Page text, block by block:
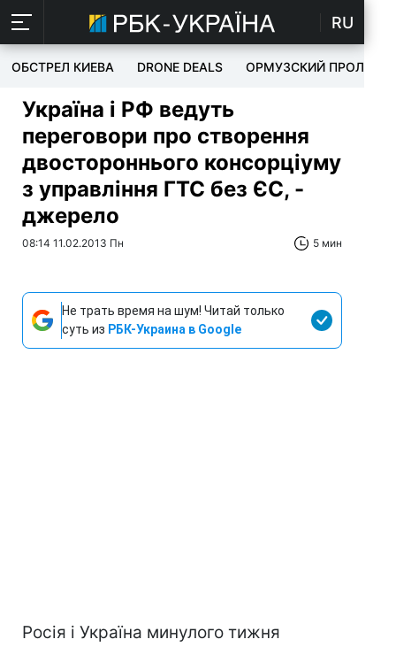
RU
ОБСТРЕЛ КИЕВА DRONE DEALS ОРМУЗСКИЙ ПРОЛИВ
Україна і РФ ведуть
переговори про створення
двостороннього консорціуму
з управління ГТС без ЄС, -
джерело
08:14 11.02.2013 Пн 5 мин
Не трать время на шум! Читай только
суть из РБК-Украина в Google
Росія і Україна минулого тижня